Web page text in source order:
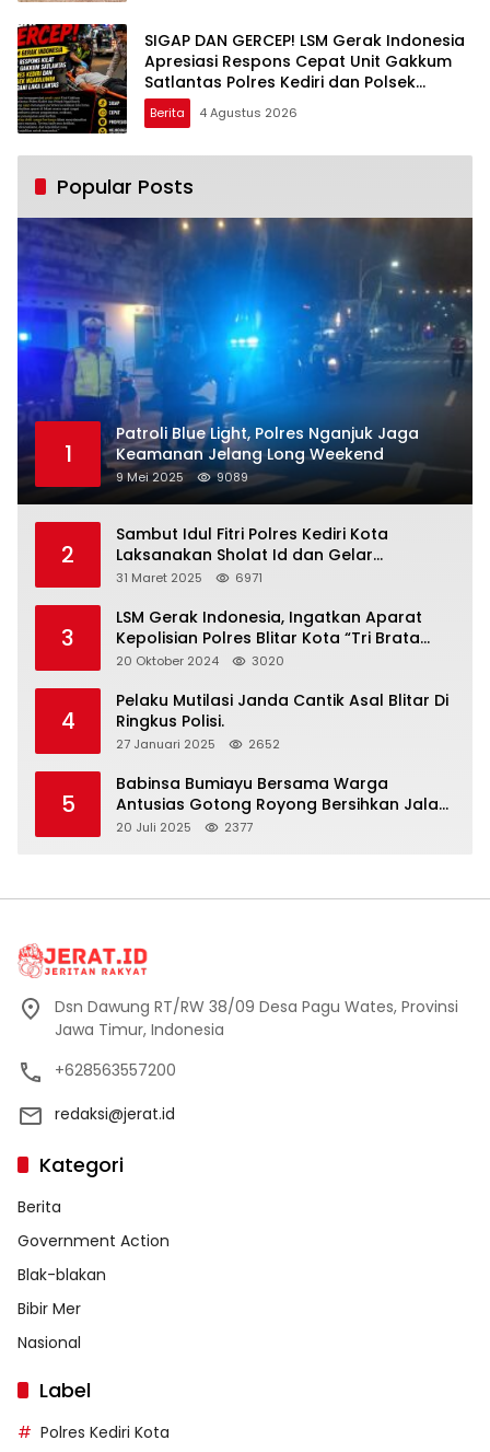
SIGAP DAN GERCEP! LSM Gerak Indonesia
Apresiasi Respons Cepat Unit Gakkum
Satlantas Polres Kediri dan Polsek
Ngadiluwih dalam Penanganan
Kecelakaan Lalu Lintas
Berita 4 Agustus 2026
Popular Posts
1
Patroli Blue Light, Polres Nganjuk Jaga
Keamanan Jelang Long Weekend
9 Mei 2025 9089
2
Sambut Idul Fitri Polres Kediri Kota
Laksanakan Sholat Id dan Gelar
Halalbihalal
31 Maret 2025 6971
3
LSM Gerak Indonesia, Ingatkan Aparat
Kepolisian Polres Blitar Kota “Tri Brata
Polri” Harus Diamalkan
20 Oktober 2024 3020
4
Pelaku Mutilasi Janda Cantik Asal Blitar Di
Ringkus Polisi.
27 Januari 2025 2652
5
Babinsa Bumiayu Bersama Warga
Antusias Gotong Royong Bersihkan Jalan
Dusun Banaran
20 Juli 2025 2377
Dsn Dawung RT/RW 38/09 Desa Pagu Wates, Provinsi
Jawa Timur, Indonesia
+628563557200
redaksi@jerat.id
Kategori
Berita
Government Action
Blak-blakan
Bibir Mer
Nasional
Label
Polres Kediri Kota